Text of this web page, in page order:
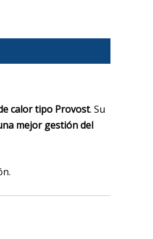
calor tipo Provost. Su
mejor gestión del